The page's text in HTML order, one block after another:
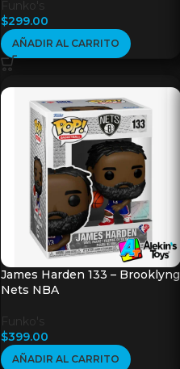
Funko's
$299.00
AÑADIR AL CARRITO
James Harden 133 – Brooklyng
Nets NBA
Funko's
$399.00
AÑADIR AL CARRITO